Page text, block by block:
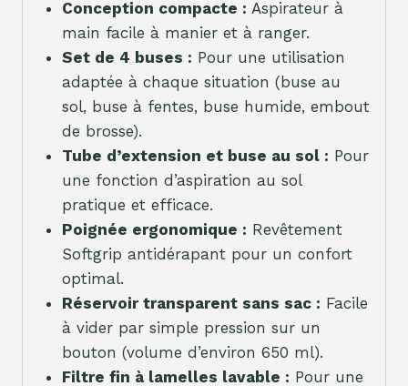
Conception compacte : Aspirateur à
main facile à manier et à ranger.
Set de 4 buses : Pour une utilisation
adaptée à chaque situation (buse au
sol, buse à fentes, buse humide, embout
de brosse).
Tube d’extension et buse au sol : Pour
une fonction d’aspiration au sol
pratique et efficace.
Poignée ergonomique : Revêtement
Softgrip antidérapant pour un confort
optimal.
Réservoir transparent sans sac : Facile
à vider par simple pression sur un
bouton (volume d’environ 650 ml).
Filtre fin à lamelles lavable : Pour une